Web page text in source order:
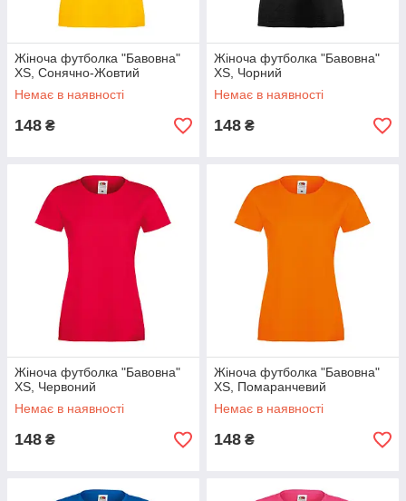
Жіноча футболка "Бавовна"
XS, Сонячно-Жовтий
Немає в наявності
148 ₴
Жіноча футболка "Бавовна"
XS, Чорний
Немає в наявності
148 ₴
Жіноча футболка "Бавовна"
XS, Червоний
Немає в наявності
148 ₴
Жіноча футболка "Бавовна"
XS, Помаранчевий
Немає в наявності
148 ₴